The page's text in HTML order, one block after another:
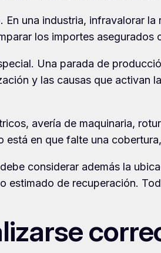
una industria, infravalorar
los importes
Una parada de
y las causas que
avería de maquinaria,
en que falte una
considerar además la
estimado de recuperación.